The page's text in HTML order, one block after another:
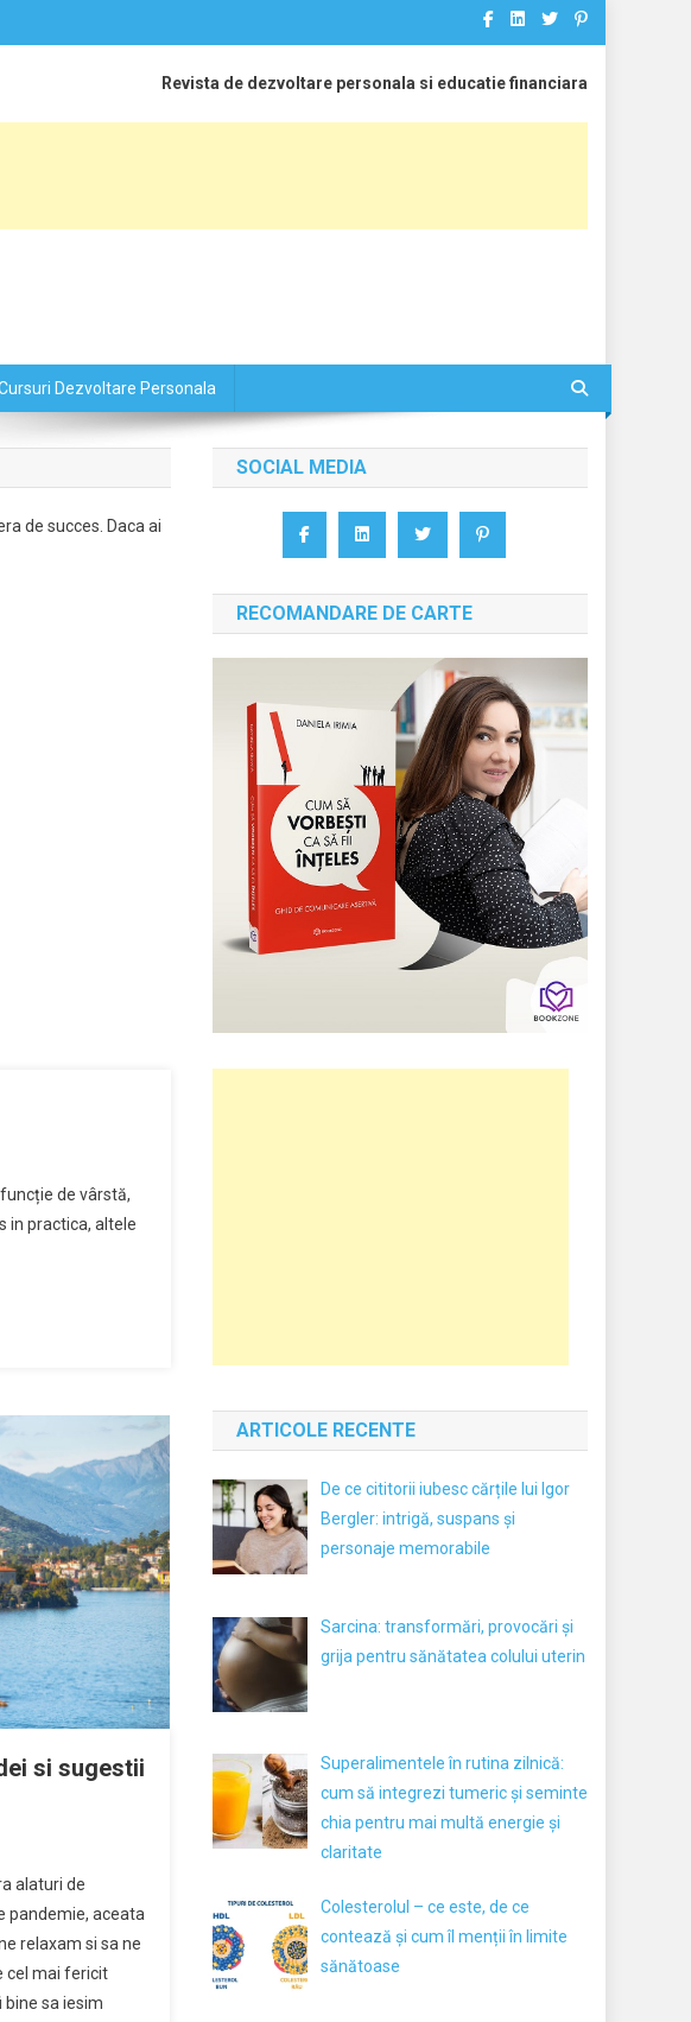
Revista de dezvoltare personala si educatie financiara
Dezvoltare Personala
de succes. Daca ai
de vârstă,
in practica, altele
si sugestii
alaturi de
pandemie, aceata
relaxam si sa ne
cel mai fericit
sa iesim
SOCIAL MEDIA
RECOMANDARE DE CARTE
ARTICOLE RECENTE
De ce cititorii iubesc cărțile lui Igor
Bergler: intrigă, suspans și
personaje memorabile
Sarcina: transformări, provocări și
grija pentru sănătatea colului uterin
Superalimentele în rutina zilnică:
cum să integrezi tumeric și seminte
chia pentru mai multă energie și
claritate
Colesterolul – ce este, de ce
contează și cum îl menții în limite
sănătoase